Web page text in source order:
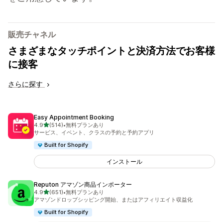
販売チャネル
さまざまなタッチポイントと決済方法でお客様
に接客
さらに探す
Easy Appointment Booking
4.95つ星中
(514)
合計レビュー数：514件
•無料プランあり
サービス、イベント、クラスの予約と予約アプリ
Built for Shopify
インストール
Reputon アマゾン商品インポーター
4.95つ星中
(651)
合計レビュー数：651件
•無料プランあり
アマゾンドロップシッピング開始、またはアフィリエイト収益化
Built for Shopify